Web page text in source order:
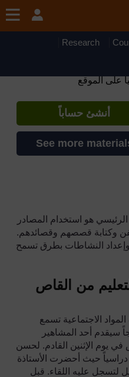
OpenLearn Create will be
August 2026 from 8am to
Research
على الموقع
أنشئ حساباً
See more
هو استخدام المصادر
وكتابة قصصهم وقصائدهم.
وإعداد النشاطات بطرق تسمح
من القاص
الاجتماعية تسمع
سيقدم أحد المشاهير
يوم الإثنين القادم. لحسن
دراسياً حيث أحضرت الأستاذة
لتسجل عليه اللقاء. قبل